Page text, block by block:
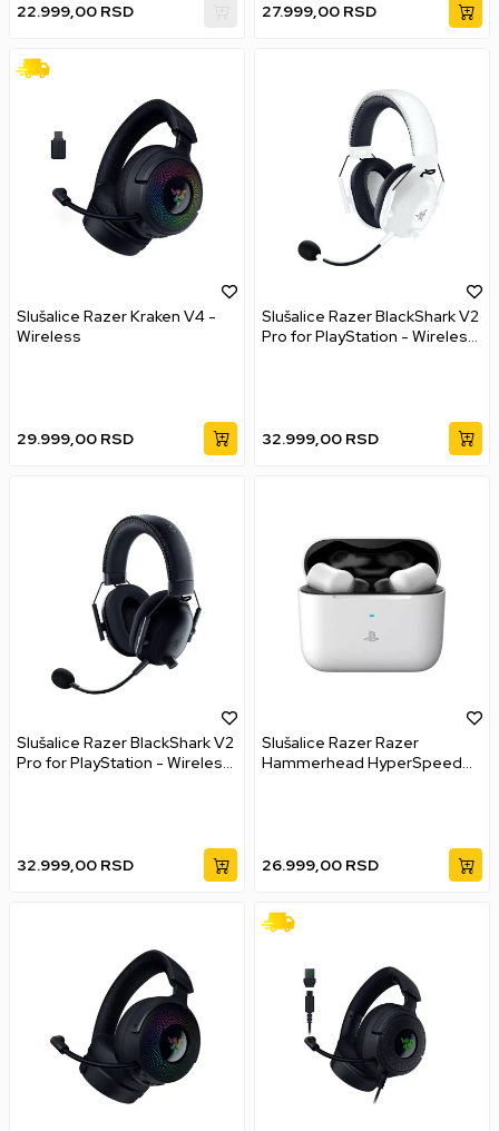
22.999,00 RSD 27.999,00 RSD
Slušalice Razer Kraken V4 -
Wireless
29.999,00 RSD
Slušalice Razer BlackShark V2
Pro for PlayStation - Wireless
32.999,00 RSD
Slušalice Razer BlackShark V2
Pro for PlayStation - Wireless
32.999,00 RSD
Slušalice Razer Razer
Hammerhead HyperSpeed
26.999,00 RSD